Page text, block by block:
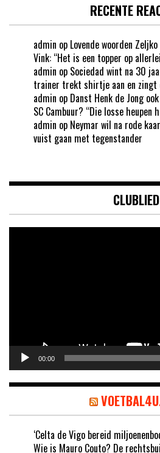
RECENTE
admin op Lovende woorden
Vink: “Het is een topper op
admin op Sociedad wint na 30
trainer trekt shirtje aan en zingt
admin op Danst Henk de Jong
SC Cambuur? “Die losse heupen
admin op Neymar wil na rode
vuist gaan met tegenstander
CLUBLIED
00:00
‘Celta de Vigo bereid
Wie is Mauro Couto? De